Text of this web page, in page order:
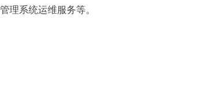
理系统运维服务等。